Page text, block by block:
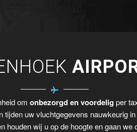
om onbezorgd en voordelig per
tijden uw vluchtgegevens nauwkeurig
houden wij u op de hoogte en gaan